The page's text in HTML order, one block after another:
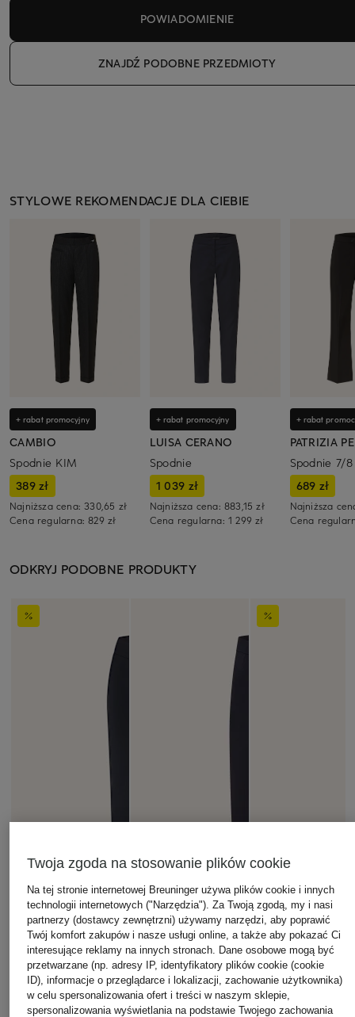
POWIADOMIENIE
ZNAJDŹ PODOBNE PRZEDMIOTY
STYLOWE REKOMENDACJE DLA CIEBIE
+ rabat promocyjny
CAMBIO
Spodnie KIM
389 zł
Najniższa cena:330,65 zł
Cena regularna:829 zł
+ rabat promocyjny
LUISA CERANO
Spodnie
1 039 zł
Najniższa cena: 883,15 zł
Cena regularna: 1 299 zł
+ rabat
PATRIZIA
Spodnie 7/8
689 zł
Najniższa
Cena
ODKRYJ PODOBNE PRODUKTY
Twoja zgoda na stosowanie plików cookie
Na tej stronie internetowej Breuninger używa plików cookie i innych
technologii internetowych ("Narzędzia"). Za Twoją zgodą, my i nasi
partnerzy (dostawcy zewnętrzni) używamy narzędzi, aby poprawić
Twój komfort zakupów i nasze usługi online, a także aby pokazać Ci
interesujące reklamy na innych stronach. Dane osobowe mogą być
przetwarzane (np. adresy IP, identyfikatory plików cookie (cookie
ID), informacje o przeglądarce i lokalizacji, zachowanie użytkownika)
w celu spersonalizowania ofert i treści w naszym sklepie,
spersonalizowania wyświetlania na podstawie Twojego zachowania